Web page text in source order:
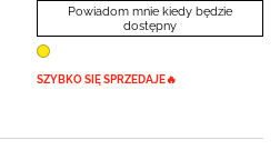
Powiadom mnie kiedy będzie
dostępny
SZYBKO SIĘ SPRZEDAJE🔥